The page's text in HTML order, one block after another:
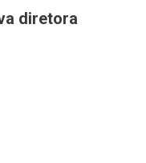
diretora